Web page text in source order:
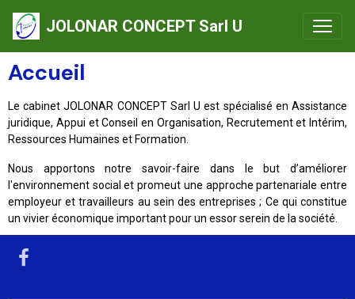
JOLONAR CONCEPT Sarl U
Accueil
Le cabinet JOLONAR CONCEPT Sarl U est spécialisé en Assistance
juridique, Appui et Conseil en Organisation, Recrutement et Intérim,
Ressources Humaines et Formation.
Nous apportons notre savoir-faire dans le but d’améliorer
l'environnement social et promeut une approche partenariale entre
employeur et travailleurs au sein des entreprises ; Ce qui constitue
un vivier économique important pour un essor serein de la société.